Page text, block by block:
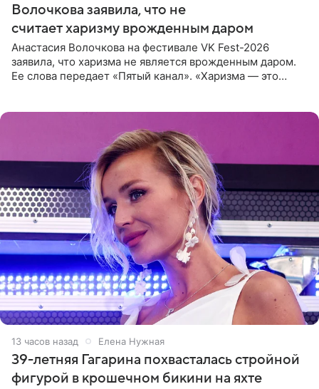
Волочкова заявила, что не
считает харизму врожденным даром
Анастасия Волочкова на фестивале VK Fest-2026
заявила, что харизма не является врожденным даром.
Ее слова передает «Пятый канал». «Харизма — это
13 часов назад Елена Нужная
39-летняя Гагарина похвасталась стройной
фигурой в крошечном бикини на яхте